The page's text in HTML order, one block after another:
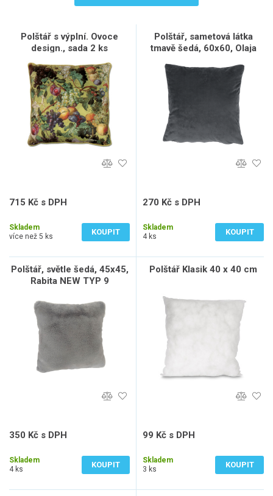
Polštář s výplní. Ovoce
design., sada 2 ks
715 Kč s DPH
Skladem
více než 5 ks
KOUPIT
Polštář, sametová látka
tmavě šedá, 60x60, Olaja
270 Kč s DPH
Skladem
4 ks
KOUPIT
Polštář, světle šedá, 45x45,
Rabita NEW TYP 9
350 Kč s DPH
Skladem
4 ks
KOUPIT
Polštář Klasik 40 x 40 cm
99 Kč s DPH
Skladem
3 ks
KOUPIT